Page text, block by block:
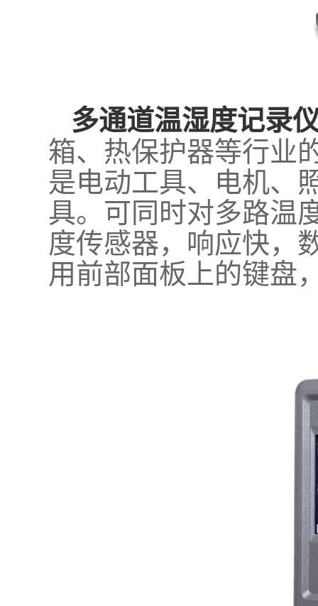
多通道温湿度记录
箱、热保护器等行业
是电动工具、电机、
具。可同时对多路温
度传感器，响应快，
用前部面板上的键盘